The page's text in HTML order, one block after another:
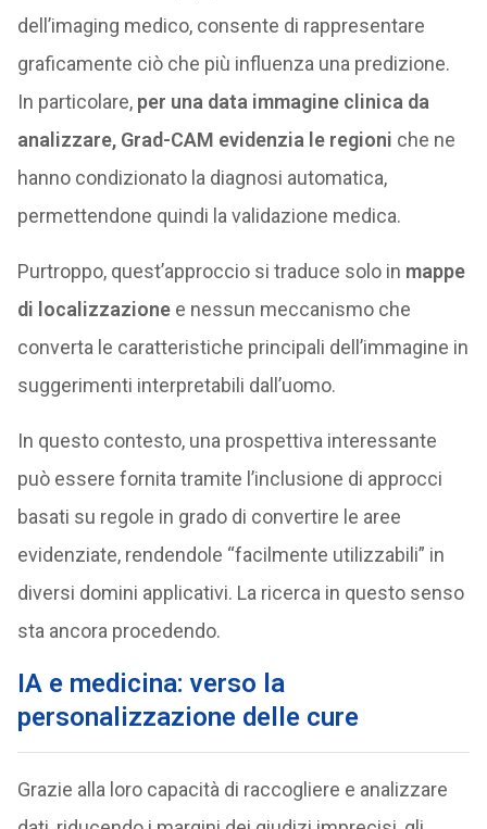
dell’imaging medico, consente di rappresentare
graficamente ciò che più influenza una predizione.
In particolare, per una data immagine clinica da
analizzare, Grad-CAM evidenzia le regioni che ne
hanno condizionato la diagnosi automatica,
permettendone quindi la validazione medica.
Purtroppo, quest’approccio si traduce solo in mappe
di localizzazionee nessun meccanismo che
converta le caratteristiche principali dell’immagine in
suggerimenti interpretabili dall’uomo.
In questo contesto, una prospettiva interessante
può essere fornita tramite l’inclusione di approcci
basati su regole in grado di convertire le aree
evidenziate, rendendole “facilmente utilizzabili” in
diversi domini applicativi. La ricerca in questo senso
sta ancora procedendo.
IA e medicina: verso la
personalizzazione delle cure
Grazie alla loro capacità di raccogliere e analizzare